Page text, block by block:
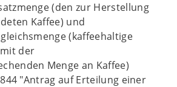
(den zur Herstellung
Kaffee) und
(kaffeehaltige
der
Menge an Kaffee)
"Antrag auf Erteilung einer